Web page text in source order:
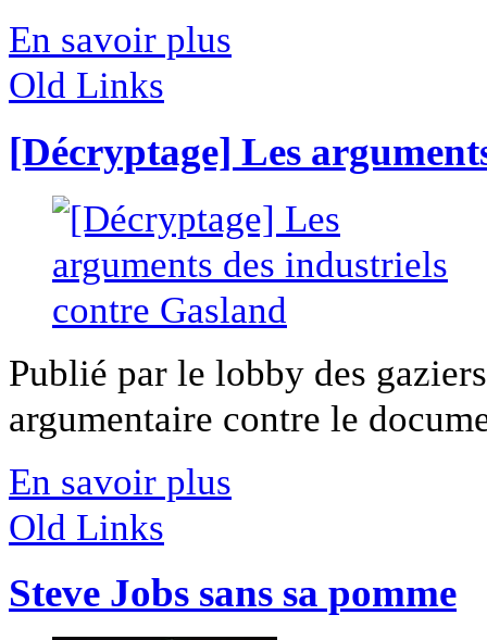
En savoir plus
Old Links
[Décryptage] Les
Publié par le lobby des
argumentaire contre le
En savoir plus
Old Links
Steve Jobs sans sa pomme